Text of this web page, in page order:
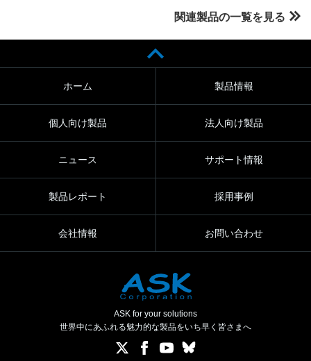
関連製品の一覧を見る
ホーム 製品情報
個人向け製品 法人向け製品
ニュース サポート情報
製品レポート 採用事例
会社情報 お問い合わせ
ASK for your solutions
世界中にあふれる魅力的な製品をいち早く皆さまへ